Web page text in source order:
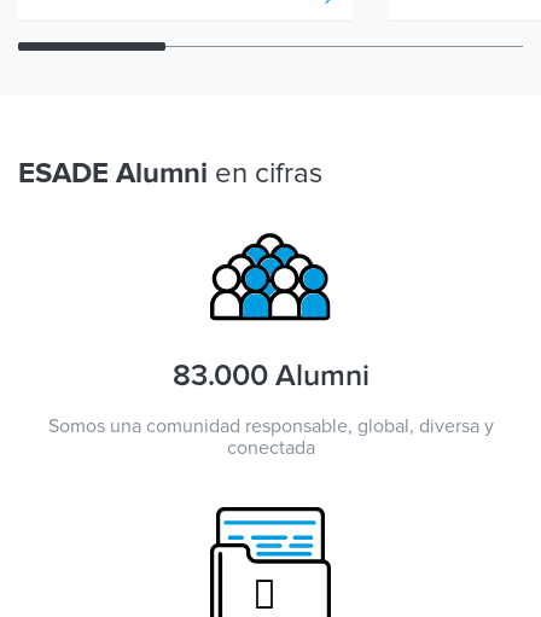
ESADE Alumni en cifras
83.000 Alumni
Somos una comunidad responsable, global, diversa y
conectada